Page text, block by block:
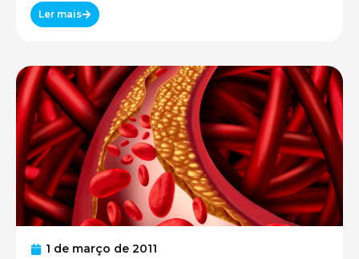
Ler mais
1 de março de 2011